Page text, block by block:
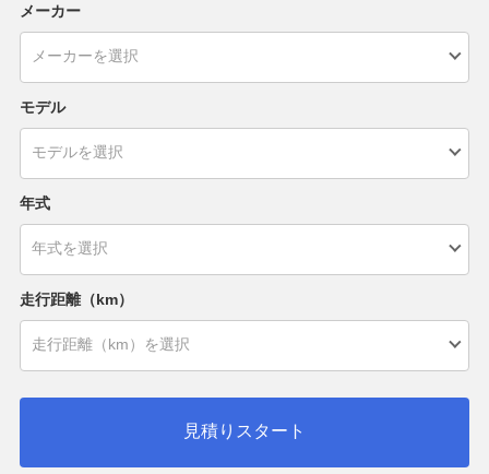
メーカー
モデル
年式
走行距離（km）
見積りスタート